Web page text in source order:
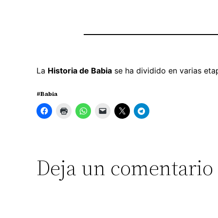
La Historia de Babia se ha dividido en varias
#Babia
Deja un comentario